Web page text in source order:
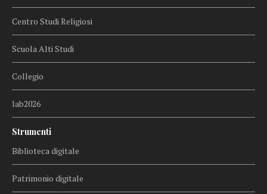
Centro Studi Religiosi
Scuola Alti Studi
Collegio
lab2026
Strumenti
Biblioteca digitale
Patrimonio digitale